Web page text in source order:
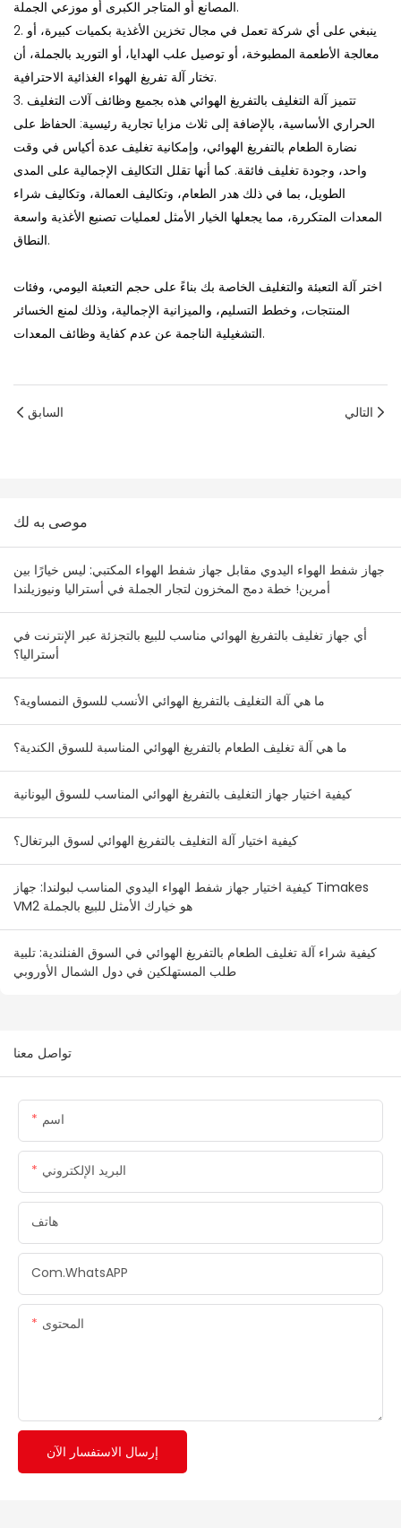
المصانع أو المتاجر الكبرى أو موزعي الجملة.
2. ينبغي على أي شركة تعمل في مجال تخزين الأغذية بكميات كبيرة، أو
معالجة الأطعمة المطبوخة، أو توصيل علب الهدايا، أو التوريد بالجملة، أن
تختار آلة تفريغ الهواء الغذائية الاحترافية.
3. تتميز آلة التغليف بالتفريغ الهوائي هذه بجميع وظائف آلات التغليف
الحراري الأساسية، بالإضافة إلى ثلاث مزايا تجارية رئيسية: الحفاظ على
نضارة الطعام بالتفريغ الهوائي، وإمكانية تغليف عدة أكياس في وقت
واحد، وجودة تغليف فائقة. كما أنها تقلل التكاليف الإجمالية على المدى
الطويل، بما في ذلك هدر الطعام، وتكاليف العمالة، وتكاليف شراء
المعدات المتكررة، مما يجعلها الخيار الأمثل لعمليات تصنيع الأغذية واسعة
النطاق.
اختر آلة التعبئة والتغليف الخاصة بك بناءً على حجم التعبئة اليومي، وفئات
المنتجات، وخطط التسليم، والميزانية الإجمالية، وذلك لمنع الخسائر
التشغيلية الناجمة عن عدم كفاية وظائف المعدات.
السابق التالي
موصى به لك
جهاز شفط الهواء اليدوي مقابل جهاز شفط الهواء المكتبي: ليس خيارًا بين
أمرين! خطة دمج المخزون لتجار الجملة في أستراليا ونيوزيلندا
أي جهاز تغليف بالتفريغ الهوائي مناسب للبيع بالتجزئة عبر الإنترنت في
أستراليا؟
ما هي آلة التغليف بالتفريغ الهوائي الأنسب للسوق النمساوية؟
ما هي آلة تغليف الطعام بالتفريغ الهوائي المناسبة للسوق الكندية؟
كيفية اختيار جهاز التغليف بالتفريغ الهوائي المناسب للسوق اليونانية
كيفية اختيار آلة التغليف بالتفريغ الهوائي لسوق البرتغال؟
كيفية اختيار جهاز شفط الهواء اليدوي المناسب لبولندا: جهاز Timakes
VM2 هو خيارك الأمثل للبيع بالجملة
كيفية شراء آلة تغليف الطعام بالتفريغ الهوائي في السوق الفنلندية: تلبية
طلب المستهلكين في دول الشمال الأوروبي
تواصل معنا
اسم
البريد الإلكتروني
هاتف
Com.whatsAPP
المحتوى
إرسال الاستفسار الآن